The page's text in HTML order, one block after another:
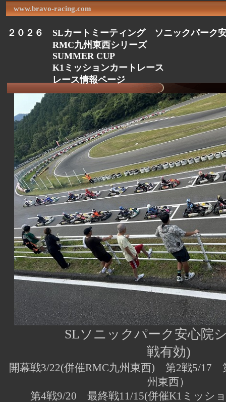
www.bravo-racing.com
２０２６ SLカートミーティング ソニックパーク
RMC九州東西シリーズ
SUMMER CUP
K1ミッションカートレース
レース情報ページ
SLソニックパーク安心院シ
戦有効)
開幕戦3/22(併催RMC九州東西) 第2戦5/17
州東西）
第4戦9/20 最終戦11/15(併催K1ミッシ